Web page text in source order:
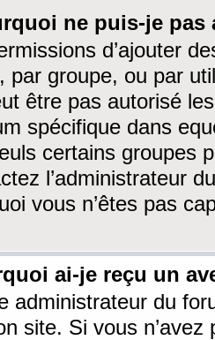
ne puis-je
d’ajouter
par groupe, ou par
être pas autorisé
spécifique dans
certains groupes
l’administrateur
vous n’êtes pas
ai-je reçu un
administrateur du
site. Si vous